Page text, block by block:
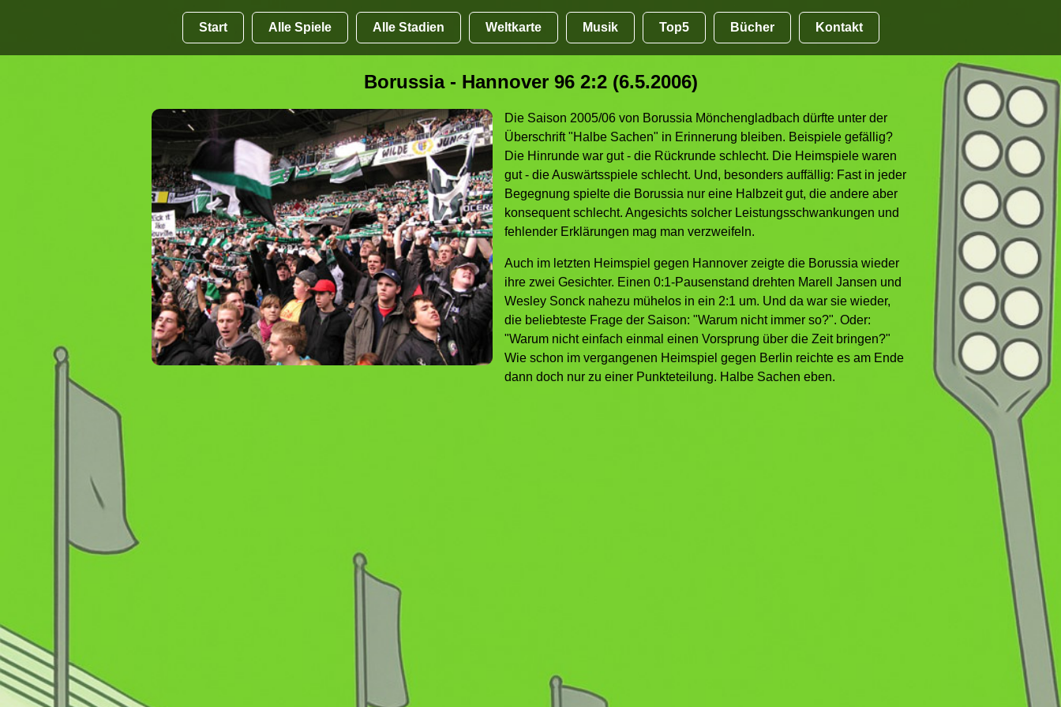
Start Alle Spiele Alle Stadien Weltkarte Musik Top5 Bücher Kontakt
Borussia - Hannover 96 2:2 (6.5.2006)
Die Saison 2005/06 von Borussia Mönchengladbach dürfte unter der
Überschrift "Halbe Sachen" in Erinnerung bleiben. Beispiele gefällig?
Die Hinrunde war gut - die Rückrunde schlecht. Die Heimspiele waren
gut - die Auswärtsspiele schlecht. Und, besonders auffällig: Fast in jeder
Begegnung spielte die Borussia nur eine Halbzeit gut, die andere aber
konsequent schlecht. Angesichts solcher Leistungsschwankungen und
fehlender Erklärungen mag man verzweifeln.
Auch im letzten Heimspiel gegen Hannover zeigte die Borussia wieder
ihre zwei Gesichter. Einen 0:1-Pausenstand drehten Marell Jansen und
Wesley Sonck nahezu mühelos in ein 2:1 um. Und da war sie wieder,
die beliebteste Frage der Saison: "Warum nicht immer so?". Oder:
"Warum nicht einfach einmal einen Vorsprung über die Zeit bringen?"
Wie schon im vergangenen Heimspiel gegen Berlin reichte es am Ende
dann doch nur zu einer Punkteteilung. Halbe Sachen eben.